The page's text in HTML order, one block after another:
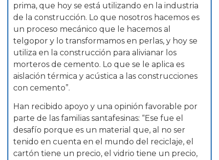
prima, que hoy se está utilizando en la industria
de la construcción. Lo que nosotros hacemos es
un proceso mecánico que le hacemos al
telgopor y lo transformamos en perlas, y hoy se
utiliza en la construcción para alivianar los
morteros de cemento. Lo que se le aplica es
aislación térmica y acústica a las construcciones
con cemento”.
Han recibido apoyo y una opinión favorable por
parte de las familias santafesinas: “Ese fue el
desafío porque es un material que, al no ser
tenido en cuenta en el mundo del reciclaje, el
cartón tiene un precio, el vidrio tiene un precio,